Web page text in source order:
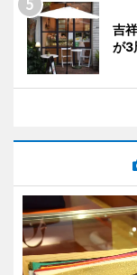
吉
が3